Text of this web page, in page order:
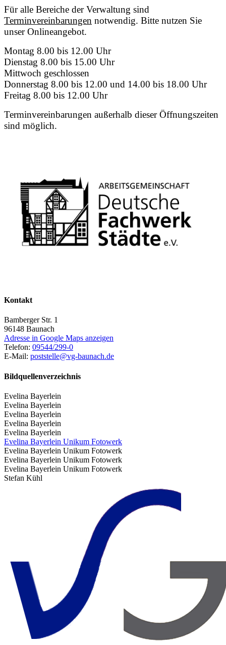
Für alle Bereiche der Verwaltung sind
Terminvereinbarungen notwendig. Bitte nutzen Sie
unser Onlineangebot.
Montag 8.00 bis 12.00 Uhr
Dienstag 8.00 bis 15.00 Uhr
Mittwoch geschlossen
Donnerstag 8.00 bis 12.00 und 14.00 bis 18.00 Uhr
Freitag 8.00 bis 12.00 Uhr
Terminvereinbarungen außerhalb dieser Öffnungszeiten
sind möglich.
Kontakt
Bamberger Str. 1
96148 Baunach
Adresse in Google Maps anzeigen
Telefon: 09544/299-0
E-Mail: poststelle@vg-baunach.de
Bildquellenverzeichnis
Evelina Bayerlein
Evelina Bayerlein
Evelina Bayerlein
Evelina Bayerlein
Evelina Bayerlein
Evelina Bayerlein Unikum Fotowerk
Evelina Bayerlein Unikum Fotowerk
Evelina Bayerlein Unikum Fotowerk
Evelina Bayerlein Unikum Fotowerk
Stefan Kühl